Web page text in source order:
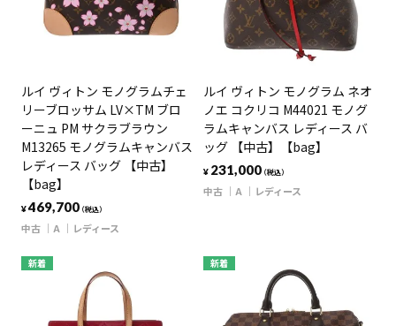
ルイ ヴィトン モノグラムチェ
リーブロッサム LV×TM ブロ
ーニュ PM サクラブラウン
M13265 モノグラムキャンバス
レディース バッグ 【中古】
【bag】
¥469,700（税込）
中古 A レディース
ルイ ヴィトン モノグラム ネオ
ノエ コクリコ M44021 モノグ
ラムキャンバス レディース バ
ッグ 【中古】【bag】
¥ 231,000（税込）
中古 A レディース
新着 新着